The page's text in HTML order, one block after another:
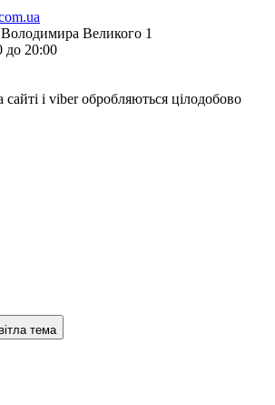
Великого 1
до 20:00
і viber обробляються цілодобово
тема